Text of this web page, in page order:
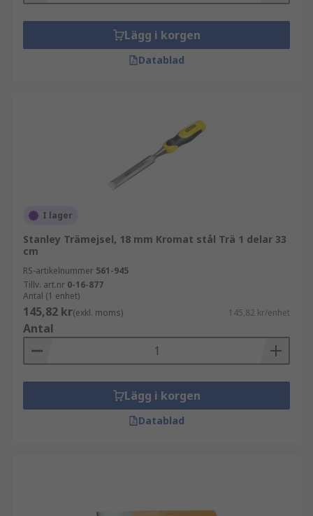
Lägg i korgen
Datablad
I lager
Stanley Trämejsel, 18 mm Kromat stål Trä 1 delar 33
cm
RS-artikelnummer 561-945
Tillv. art.nr 0-16-877
Antal (1 enhet)
145,82 kr(exkl. moms) 145,82 kr/enhet
Antal
Lägg i korgen
Datablad